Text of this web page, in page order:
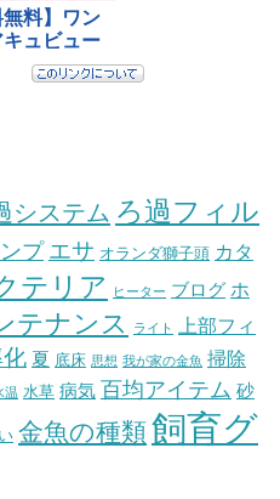
システム ろ過フィル
プ エサ オランダ獅子頭 カタ
テリア ヒーター ブログ ホ
テナンス ライト
上部フィ
夏 底床 思想 我が家の金魚 掃除
温 水草 病気 百均アイテム 砂
金魚の種類飼育グ